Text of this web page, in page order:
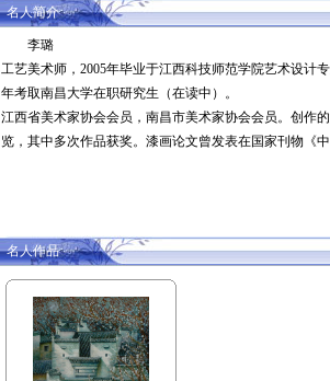
名人简介
李璐
工艺美术师，2005年毕业于江西科技师范学院艺术设计
年考取南昌大学在职研究生（在读中）。
江西省美术家协会会员，南昌市美术家协会会员。创作
览，其中多次作品获奖。漆画论文曾发表在国家刊物《中
名人作品